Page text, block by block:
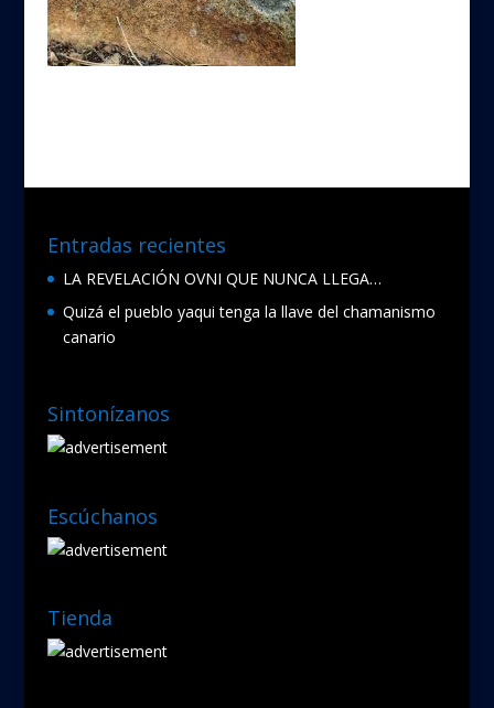
Entradas recientes
LA REVELACIÓN OVNI QUE NUNCA LLEGA…
Quizá el pueblo yaqui tenga la llave del chamanismo
canario
Sintonízanos
Escúchanos
Tienda